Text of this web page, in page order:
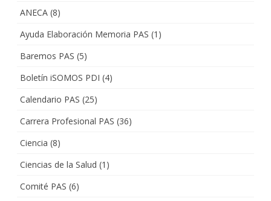
ANECA (8)
Ayuda Elaboración Memoria PAS (1)
Baremos PAS (5)
Boletín iSOMOS PDI (4)
Calendario PAS (25)
Carrera Profesional PAS (36)
Ciencia (8)
Ciencias de la Salud (1)
Comité PAS (6)